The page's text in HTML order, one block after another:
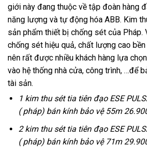
giới này đang thuộc về tập đoàn hàng
năng lượng và tự động hóa ABB. Kim
sản phẩm thiết bị chống sét của Pháp.
chống sét hiệu quả, chất lượng cao
nên rất được nhiều khách hàng lựa
vào hệ thống nhà cửa, công trình, …để
tài sản.
1 kim thu sét tia tiên đạo ESE
( pháp) bán kính bảo vệ 55m
2 kim thu sét tia tiên đạo ESE
( pháp) bán kính bảo vệ 71m